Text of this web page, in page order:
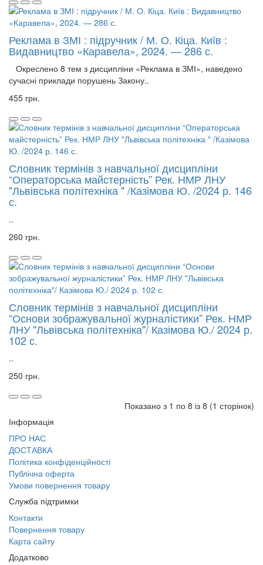
Реклама в ЗМІ : підручник / М. О. Кіца. Київ :
Видавництво «Каравела», 2024. — 286 с.
Окреслено 8 тем з дисципліни «Реклама в ЗМІ», наведено
сучасні приклади порушень Закону..
455 грн.
Словник термінів з навчальної дисципліни
“Операторська майстерність” Рек. НМР ЛНУ
"Львівська політехніка " /Казімова Ю. /2024 р. 146
с.
..
260 грн.
Словник термінів з навчальної дисципліни
“Основи зображувальної журналістики” Рек. НМР
ЛНУ "Львівська політехніка"/ Казімова Ю./ 2024 р.
102 с.
..
250 грн.
Показано з 1 по 8 із 8 (1 сторінок)
Інформація
ПРО НАС
ДОСТАВКА
Політика конфіденційності
Публічна оферта
Умови повернення товару
Служба підтримки
Контакти
Повернення товару
Карта сайту
Додатково